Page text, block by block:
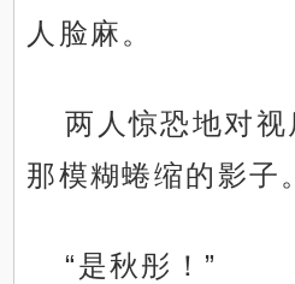
人脸麻。
两人惊恐地对
那模糊蜷缩的影子
“是秋彤！”